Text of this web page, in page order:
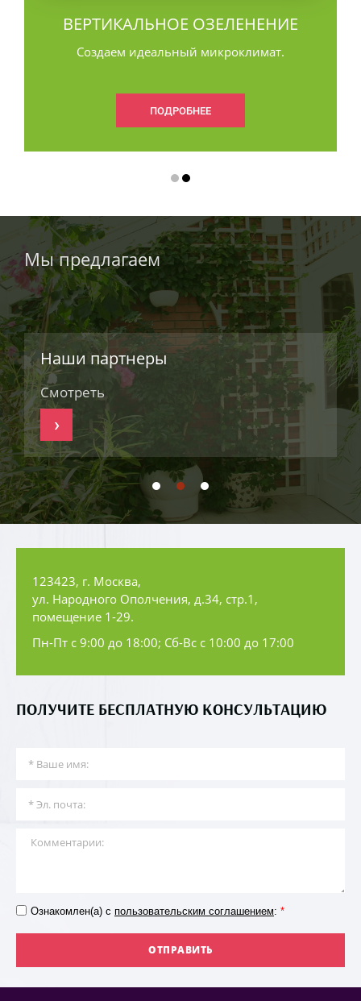
ВЕРТИКАЛЬНОЕ ОЗЕЛЕНЕНИЕ
Создаем идеальный микроклимат.
ПОДРОБНЕЕ
Мы предлагаем
Наши партнеры
Смотреть
›
123423, г. Москва,
ул. Народного Ополчения, д.34, стр.1,
помещение 1-29.
Пн-Пт с 9:00 до 18:00; Сб-Вс с 10:00 до 17:00
ПОЛУЧИТЕ БЕСПЛАТНУЮ КОНСУЛЬТАЦИЮ
Ознакомлен(а) с пользовательским соглашением: *
ОТПРАВИТЬ